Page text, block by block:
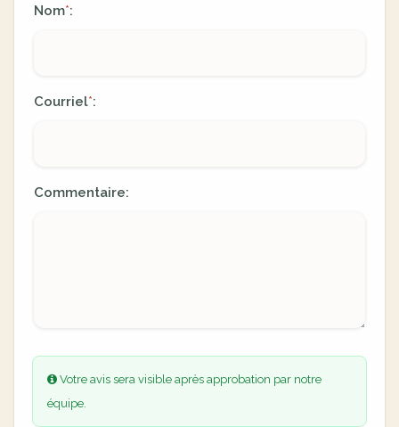
Nom*:
Courriel*:
Commentaire:
Votre avis sera visible après approbation par notre
équipe.